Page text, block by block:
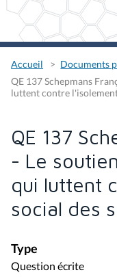
Accueil
Documents
QE 137 Schepmans
luttent contre
QE 137
- Le
qui luttent
social des
Type
Question écrite